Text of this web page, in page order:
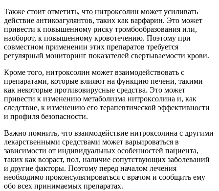
Также стоит отметить, что нитроксолин может усиливать
действие антикоагулянтов, таких как варфарин. Это может
привести к повышенному риску тромбообразования или,
наоборот, к повышенному кровотечению. Поэтому при
совместном применении этих препаратов требуется
регулярный мониторинг показателей свертываемости крови.
Кроме того, нитроксолин может взаимодействовать с
препаратами, которые влияют на функцию печени, такими
как некоторые противовирусные средства. Это может
привести к изменению метаболизма нитроксолина и, как
следствие, к изменению его терапевтической эффективности
и профиля безопасности.
Важно помнить, что взаимодействие нитроксолина с другими
лекарственными средствами может варьироваться в
зависимости от индивидуальных особенностей пациента,
таких как возраст, пол, наличие сопутствующих заболеваний
и другие факторы. Поэтому перед началом лечения
необходимо проконсультироваться с врачом и сообщить ему
обо всех принимаемых препаратах.